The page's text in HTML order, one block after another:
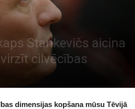
Stankevičs aicina
cilvēcības
dimensijas kopšana mūsu Tēvijā